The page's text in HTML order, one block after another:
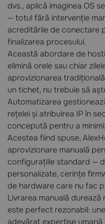
dvs., aplică imaginea OS
— totul fără intervenție
acreditările de conectare
finalizarea procesului.
Această abordare de
elimină orele sau chiar
aprovizionarea
un tichet, nu trebuie să
Automatizarea
rețelei și atribuirea IP în
concepută pentru a
Acestea fiind spuse,
aprovizionare manuală
configurațiile standard —
personalizate, cerințe
de hardware care nu fac
Livrarea manuală durează
este perfect rezonabil:
adevărat expertise